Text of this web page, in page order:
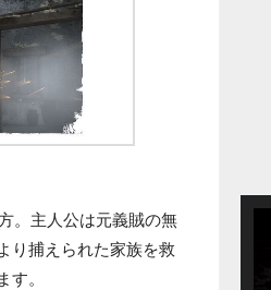
。主人公は元義賊の無
り捕えられた家族を救
。